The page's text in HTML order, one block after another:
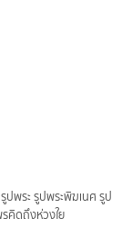
พระ รูปพระพิฆเนศ รูป
คิดถึงห่วงใย